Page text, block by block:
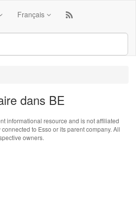
Français
dans BE
informational resource and is not affiliated
to Esso or its parent company. All
owners.